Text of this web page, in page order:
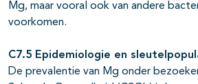
Mg, maar vooral ook van andere
voorkomen.
C7.5 Epidemiologie en
De prevalentie van Mg onder